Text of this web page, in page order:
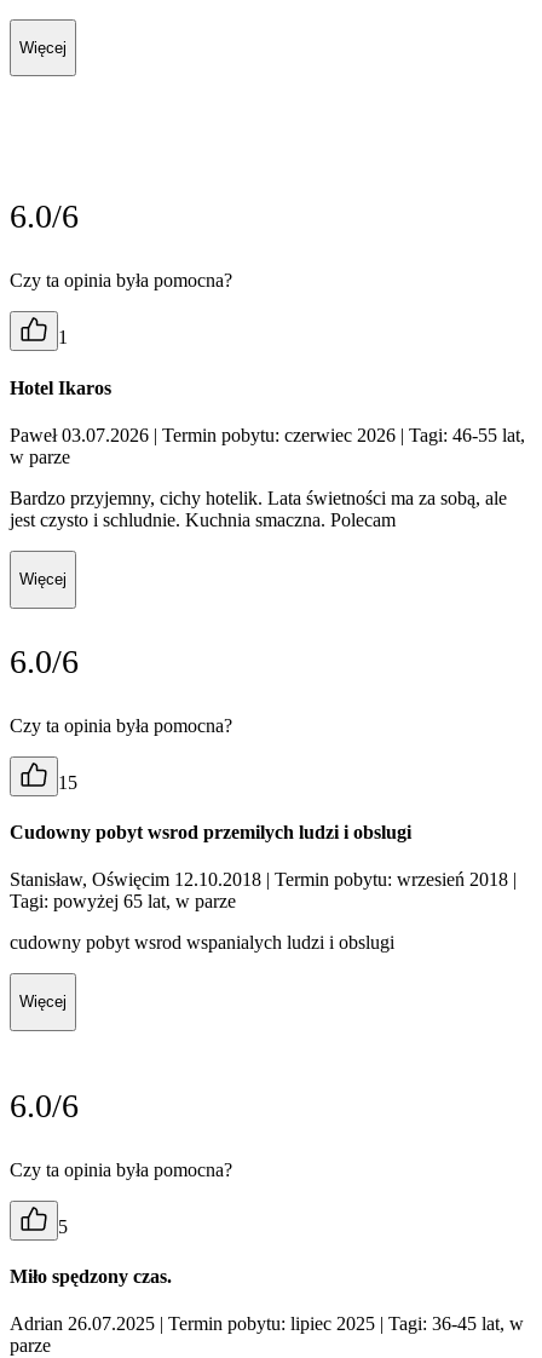
Więcej
6.0/6
Czy ta opinia była pomocna?
1
Hotel Ikaros
Paweł 03.07.2026 | Termin pobytu: czerwiec 2026 | Tagi: 46-55 lat,
w parze
Bardzo przyjemny, cichy hotelik. Lata świetności ma za sobą, ale
jest czysto i schludnie. Kuchnia smaczna. Polecam
Więcej
6.0/6
Czy ta opinia była pomocna?
15
Cudowny pobyt wsrod przemilych ludzi i obslugi
Stanisław, Oświęcim 12.10.2018 | Termin pobytu: wrzesień 2018 |
Tagi: powyżej 65 lat, w parze
cudowny pobyt wsrod wspanialych ludzi i obslugi
Więcej
6.0/6
Czy ta opinia była pomocna?
5
Miło spędzony czas.
Adrian 26.07.2025 | Termin pobytu: lipiec 2025 | Tagi: 36-45 lat, w
parze